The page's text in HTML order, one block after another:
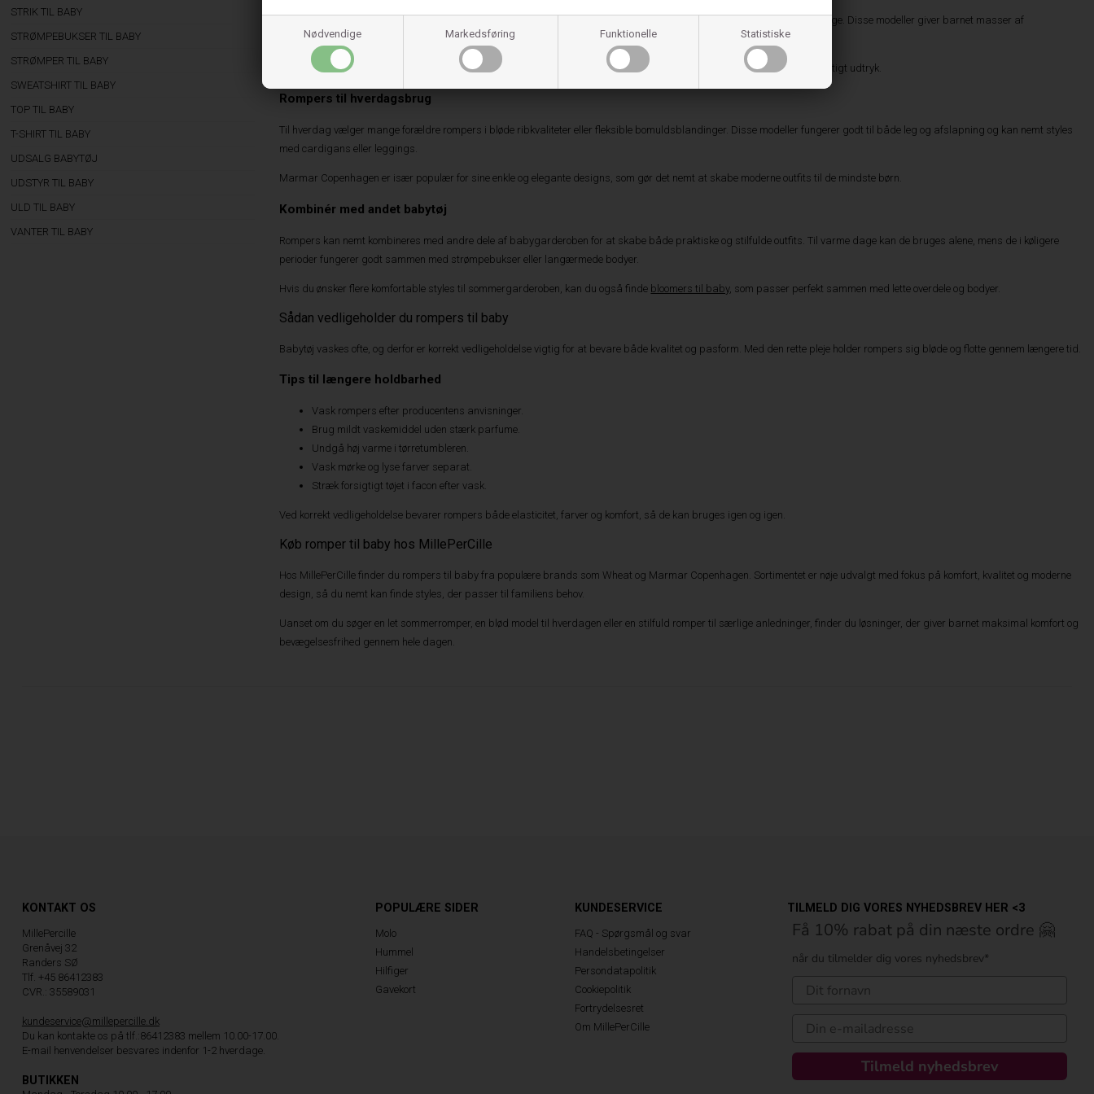
Nødvendige Markedsføring Funktionelle Statistiske
STRIK TIL BABY
STRØMPEBUKSER TIL BABY
STRØMPER TIL BABY
SWEATSHIRT TIL BABY
TOP TIL BABY
T-SHIRT TIL BABY
UDSALG BABYTØJ
UDSTYR TIL BABY
ULD TIL BABY
VANTER TIL BABY
Sommerrompers er ofte fremstillet i lette og åndbare materialer, som hjælper med at regulere temperaturen på varme dage. Disse modeller giver barnet masser af
bevægelsesfrihed og er perfekte til ferie, strandture eller afslappede dage hjemme.
Rompers med korte ben og tynde stropper er populære i sommergarderoben, fordi de kombinerer komfort med et let og luftigt udtryk.
Rompers til hverdagsbrug
Til hverdag vælger mange forældre rompers i bløde ribkvaliteter eller fleksible bomuldsblandinger. Disse modeller fungerer godt til både leg og afslapning og kan nemt styles
med cardigans eller leggings.
Marmar Copenhagen er især populær for sine enkle og elegante designs, som gør det nemt at skabe moderne outfits til de mindste børn.
Kombinér med andet babytøj
Rompers kan nemt kombineres med andre dele af babygarderoben for at skabe både praktiske og stilfulde outfits. Til varme dage kan de bruges alene, mens de i køligere
perioder fungerer godt sammen med strømpebukser eller langærmede bodyer.
Hvis du ønsker flere komfortable styles til sommergarderoben, kan du også finde bloomers til baby, som passer perfekt sammen med lette overdele og bodyer.
Sådan vedligeholder du rompers til baby
Babytøj vaskes ofte, og derfor er korrekt vedligeholdelse vigtig for at bevare både kvalitet og pasform. Med den rette pleje holder rompers sig bløde og flotte gennem længere tid.
Tips til længere holdbarhed
Vask rompers efter producentens anvisninger.
Brug mildt vaskemiddel uden stærk parfume.
Undgå høj varme i tørretumbleren.
Vask mørke og lyse farver separat.
Stræk forsigtigt tøjet i facon efter vask.
Ved korrekt vedligeholdelse bevarer rompers både elasticitet, farver og komfort, så de kan bruges igen og igen.
Køb romper til baby hos MillePerCille
Hos MillePerCille finder du rompers til baby fra populære brands som Wheat og Marmar Copenhagen. Sortimentet er nøje udvalgt med fokus på komfort, kvalitet og moderne
design, så du nemt kan finde styles, der passer til familiens behov.
Uanset om du søger en let sommerromper, en blød model til hverdagen eller en stilfuld romper til særlige anledninger, finder du løsninger, der giver barnet maksimal komfort og
bevægelsesfrihed gennem hele dagen.
KONTAKT OS
MillePercille
Grenåvej 32
Randers SØ
Tlf. +45 86412383
CVR.: 35589031
kundeservice@millepercille.dk
Du kan kontakte os på tlf.:86412383 mellem 10.00-17.00.
E-mail henvendelser besvares indenfor 1-2 hverdage.
BUTIKKEN
POPULÆRE SIDER
Molo
Hummel
Hilfiger
Gavekort
KUNDESERVICE
FAQ - Spørgsmål og svar
Handelsbetingelser
Persondatapolitik
Cookiepolitik
Fortrydelsesret
Om MillePerCille
TILMELD DIG VORES NYHEDSBREV HER <3
Få 10% rabat på din næste ordre 🤗
når du tilmelder dig vores nyhedsbrev*
Tilmeld nyhedsbrev